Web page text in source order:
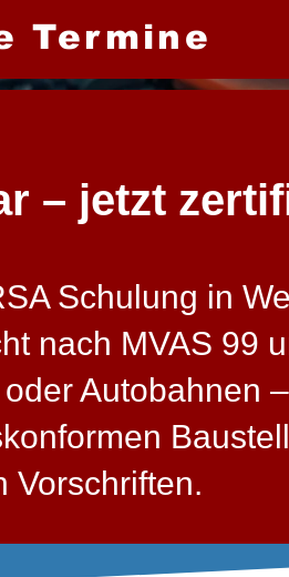
Termine
– jetzt
Schulung in
nach MVAS 99
Autobahnen
Vorschriften.